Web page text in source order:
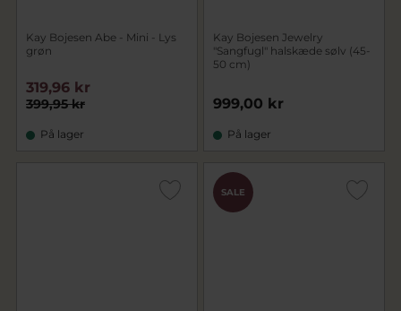
Kay Bojesen Abe - Mini - Lys
grøn
399,95 kr
319,96 kr
På lager
Kay Bojesen Jewelry
"Sangfugl" halskæde sølv (45-
50 cm)
999,00 kr
På lager
SALE